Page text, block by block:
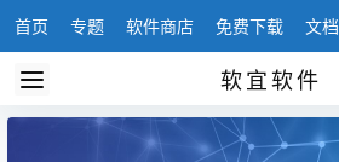
首页 专题 软件商店 免费下载 文档
软宜软件